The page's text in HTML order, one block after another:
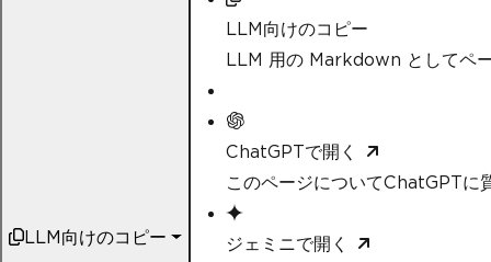
LLM向けのコピー
LLM向けのコピー
LLM 用の Markdown としてペ
ChatGPTで開く
このページについてChatGPTに
ジェミニで開く